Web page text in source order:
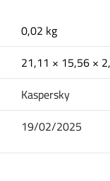
0,02 kg
21,11 × 15,56 ×
Kaspersky
19/02/2025